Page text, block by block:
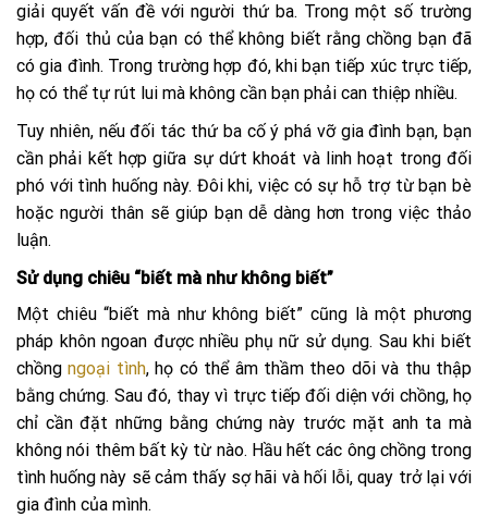
giải quyết vấn đề với người thứ ba. Trong một số trường
hợp, đối thủ của bạn có thể không biết rằng chồng bạn đã
có gia đình. Trong trường hợp đó, khi bạn tiếp xúc trực tiếp,
họ có thể tự rút lui mà không cần bạn phải can thiệp nhiều.
Tuy nhiên, nếu đối tác thứ ba cố ý phá vỡ gia đình bạn, bạn
cần phải kết hợp giữa sự dứt khoát và linh hoạt trong đối
phó với tình huống này. Đôi khi, việc có sự hỗ trợ từ bạn bè
hoặc người thân sẽ giúp bạn dễ dàng hơn trong việc thảo
luận.
Sử dụng chiêu “biết mà như không biết”
Một chiêu “biết mà như không biết” cũng là một phương
pháp khôn ngoan được nhiều phụ nữ sử dụng. Sau khi biết
chồngngoại tình, họ có thể âm thầm theo dõi và thu thập
bằng chứng. Sau đó, thay vì trực tiếp đối diện với chồng, họ
chỉ cần đặt những bằng chứng này trước mặt anh ta mà
không nói thêm bất kỳ từ nào. Hầu hết các ông chồng trong
tình huống này sẽ cảm thấy sợ hãi và hối lỗi, quay trở lại với
gia đình của mình.